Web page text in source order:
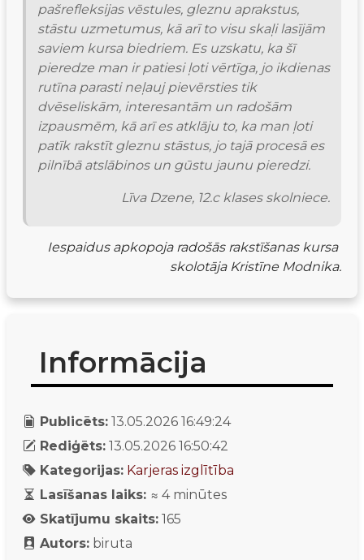
pašrefleksijas vēstules, gleznu aprakstus,
stāstu uzmetumus, kā arī to visu skaļi lasījām
saviem kursa biedriem. Es uzskatu, ka šī
pieredze man ir patiesi ļoti vērtīga, jo ikdienas
rutīna parasti neļauj pievērsties tik
dvēseliskām, interesantām un radošām
izpausmēm, kā arī es atklāju to, ka man ļoti
patīk rakstīt gleznu stāstus, jo tajā procesā es
pilnībā atslābinos un gūstu jaunu pieredzi.
Līva Dzene, 12.c klases skolniece.
Iespaidus apkopoja radošās rakstīšanas kursa
skolotāja Kristīne Modnika.
Informācija
Publicēts: 13.05.2026 16:49:24
Rediģēts: 13.05.2026 16:50:42
Kategorijas: Karjeras izglītība
Lasīšanas laiks: ≈ 4 minūtes
Skatījumu skaits: 165
Autors: biruta